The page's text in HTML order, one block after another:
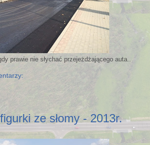
prawie nie słychać przejeżdżającego auta..
ze słomy - 2013r.